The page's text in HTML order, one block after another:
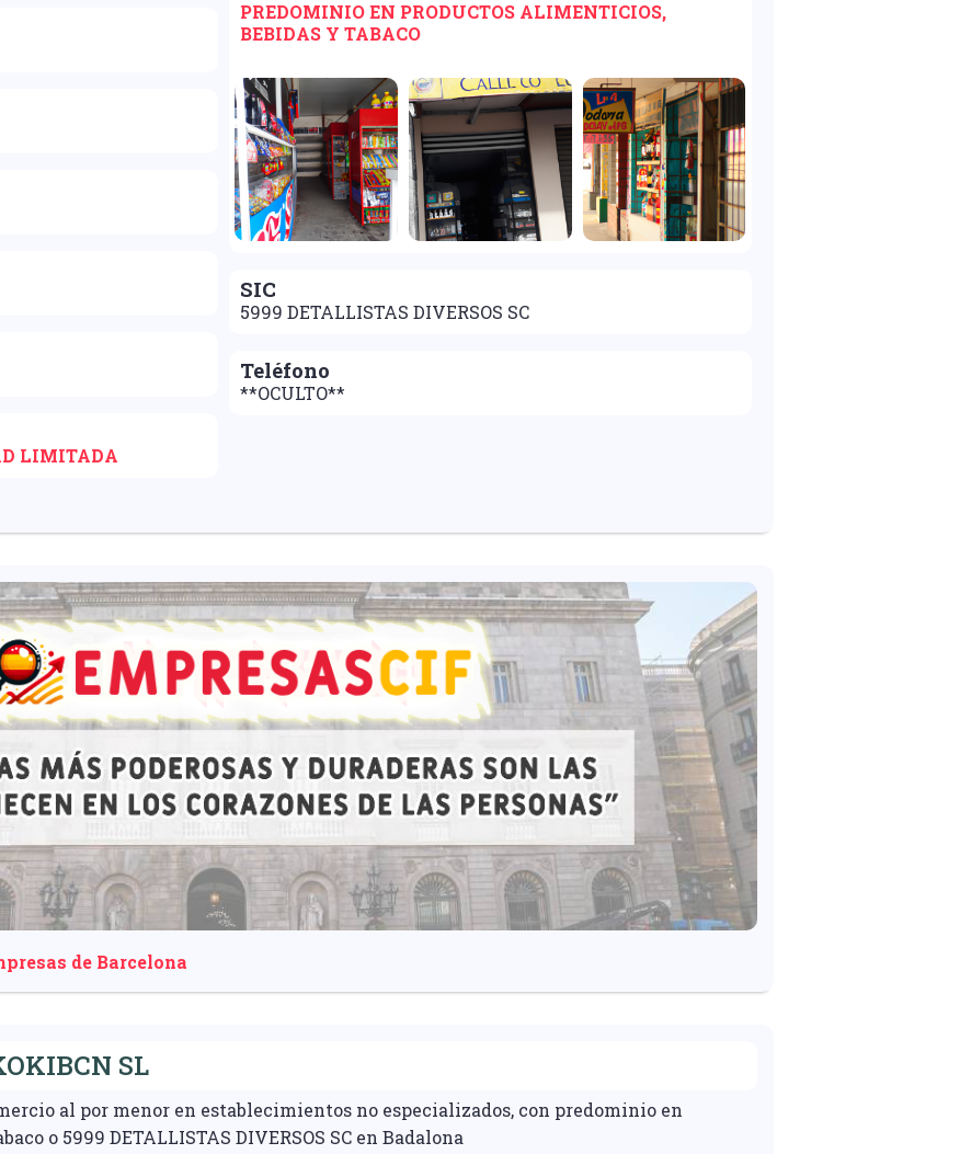
LIMITADA
PREDOMINIO EN PRODUCTOS ALIMENTICIOS,
BEBIDAS Y TABACO
SIC
5999 DETALLISTAS DIVERSOS SC
Teléfono
**OCULTO**
de Barcelona
SL
al por menor en establecimientos no especializados, con predominio en
o 5999 DETALLISTAS DIVERSOS SC en Badalona